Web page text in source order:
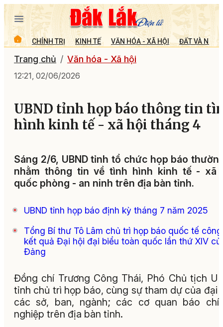
CHÍNH TRỊ KINH TẾ VĂN HÓA - XÃ HỘI ĐẤT VÀ
Trang chủ Văn hóa - Xã hội
12:21, 02/06/2026
UBND tỉnh họp báo thông tin
hình kinh tế - xã hội tháng 4
Sáng 2/6, UBND tỉnh tổ chức họp báo
nhằm thông tin về tình hình kinh tế - xã
quốc phòng - an ninh trên địa bàn tỉnh.
UBND tỉnh họp báo định kỳ tháng 7 năm 2025
Tổng Bí thư Tô Lâm chủ trì họp báo quốc tế
kết quả Đại hội đại biểu toàn quốc lần thứ XIV
Đảng
Đồng chí Trương Công Thái, Phó Chủ tịch
tỉnh chủ trì họp báo, cùng sự tham dự của đại
các sở, ban, ngành; các cơ quan báo chí
nghiệp trên địa bàn tỉnh.